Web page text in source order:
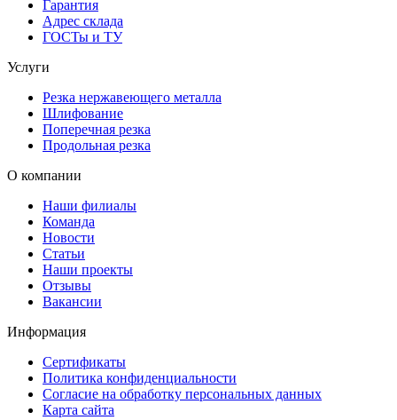
Гарантия
Адрес склада
ГОСТы и ТУ
Услуги
Резка нержавеющего металла
Шлифование
Поперечная резка
Продольная резка
О компании
Наши филиалы
Команда
Новости
Статьи
Наши проекты
Отзывы
Вакансии
Информация
Сертификаты
Политика конфиденциальности
Согласие на обработку персональных данных
Карта сайта